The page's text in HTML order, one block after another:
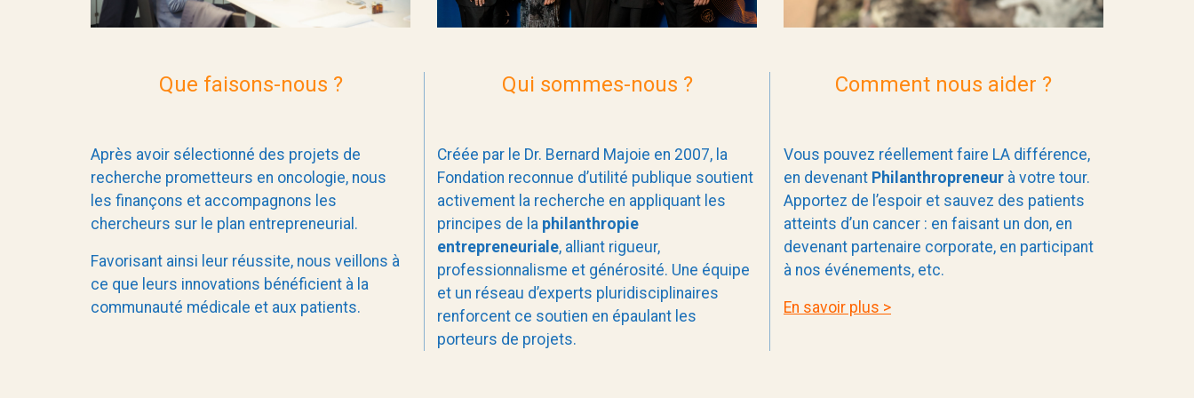
Que faisons-nous ?
Après avoir sélectionné des projets de
recherche prometteurs en oncologie, nous
les finançons et accompagnons les
chercheurs sur le plan entrepreneurial.
Favorisant ainsi leur réussite, nous veillons à
ce que leurs innovations bénéficient à la
communauté médicale et aux patients.
Qui sommes-nous ?
Créée par le Dr. Bernard Majoie en 2007, la
Fondation reconnue d’utilité publique soutient
activement la recherche en appliquant les
principes de la philanthropie
entrepreneuriale, alliant rigueur,
professionnalisme et générosité. Une équipe
et un réseau d’experts pluridisciplinaires
renforcent ce soutien en épaulant les
porteurs de projets.
Comment nous aider ?
Vous pouvez réellement faire LA différence,
en devenant Philanthropreneur à votre tour.
Apportez de l’espoir et sauvez des patients
atteints d’un cancer : en faisant un don, en
devenant partenaire corporate, en participant
à nos événements, etc.
En savoir plus >